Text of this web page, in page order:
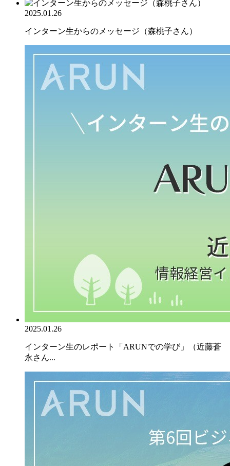
2025.01.26
インターン生からのメッセージ（森桃子さん）
2025.01.26
インターン生のレポート「ARUNでの学び」（近藤蒼
永さん...